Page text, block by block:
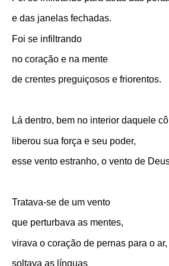
e das janelas fechadas.
Foi se infiltrando
no coração e na mente
de crentes preguiçosos e friorentos.
Lá dentro, bem no interior daquele
liberou sua força e seu poder,
esse vento estranho, o vento de
Tratava-se de um vento
que perturbava as mentes,
virava o coração de pernas para o ar,
soltava as línguas